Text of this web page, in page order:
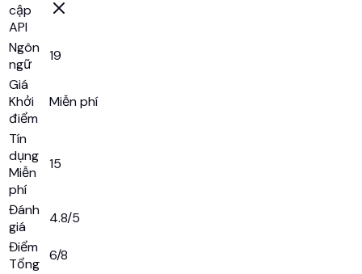
cập
API
Ngôn
ngữ
19
Giá
Khởi
điểm
Miễn phí
Tín
dụng
Miễn
phí
15
Đánh
giá
4.8/5
Điểm
Tổng
6/8